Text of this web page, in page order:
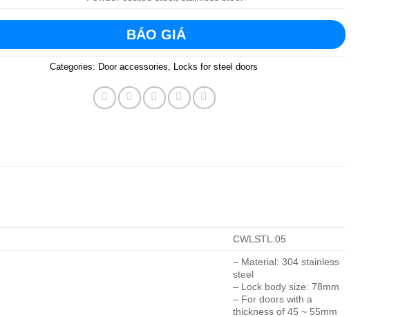
BÁO GIÁ
Categories: Door accessories Locks for steel doors
CWLSTL:05
– Material: 304 stainless
steel
– Lock body size: 78mm
– For doors with a
thickness of 45 ~ 55mm